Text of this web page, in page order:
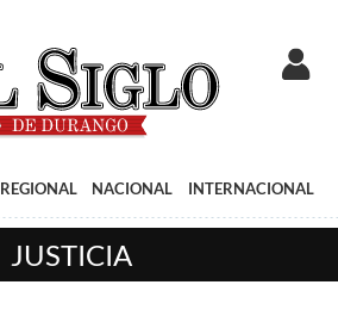
REGIONAL NACIONAL INTERNACIONAL
JUSTICIA